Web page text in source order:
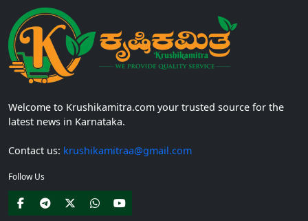
Welcome to Krushikamitra.com your trusted source for the
latest news in Karnataka.
Contact us: krushikamitraa@gmail.com
Follow Us